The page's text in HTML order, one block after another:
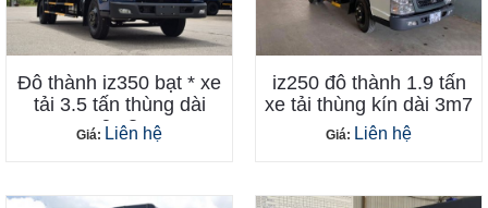
Đô thành iz350 bạt * xe
tải 3.5 tấn thùng dài
6m3
Giá: Liên hệ
iz250 đô thành 1.9 tấn
xe tải thùng kín dài 3m7
Giá: Liên hệ